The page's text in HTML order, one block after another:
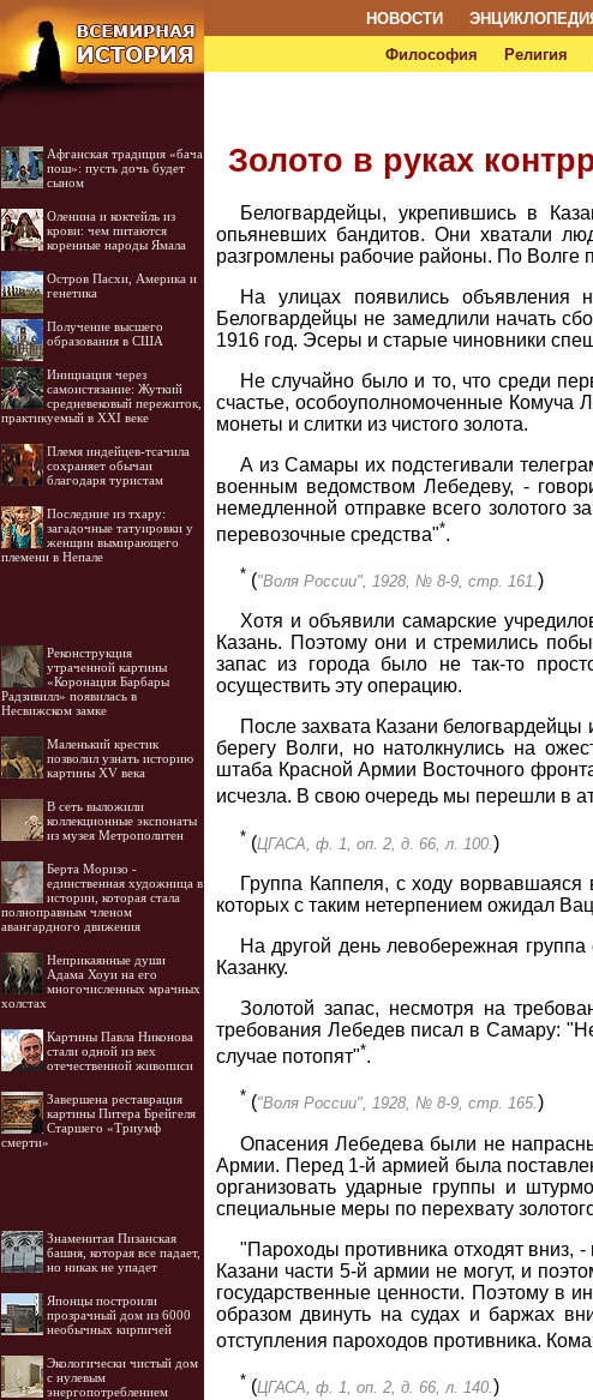
НОВОСТИ
Философия
Религия
Афганская традиция «бача
пош»: пусть дочь будет
сыном
Оленина и коктейль из
крови: чем питаются
коренные народы Ямала
Остров Пасхи, Америка и
генетика
Получение высшего
образования в США
Инициация через
самоистязание: Жуткий
средневековый пережиток,
практикуемый в XXI веке
Племя индейцев-тсачила
сохраняет обычаи
благодаря туристам
Последние из тхару:
загадочные татуировки у
женщин вымирающего
племени в Непале
Реконструкция
утраченной картины
«Коронация Барбары
Радзивилл» появилась в
Несвижском замке
Маленький крестик
позволил узнать историю
картины XV века
В сеть выложили
коллекционные экспонаты
из музея Метрополитен
Берта Моризо -
единственная художница в
истории, которая стала
полноправным членом
авангардного движения
Неприкаянные души
Адама Хоуи на его
многочисленных мрачных
холстах
Картины Павла Никонова
стали одной из вех
отечественной живописи
Завершена реставрация
картины Питера Брейгеля
Старшего «Триумф
смерти»
Знаменитая Пизанская
башня, которая все падает,
но никак не упадет
Японцы построили
прозрачный дом из 6000
необычных кирпичей
Экологически чистый дом
с нулевым
энергопотреблением
Золото в руках
Белогвардейцы, укрепившись в
опьяневших бандитов. Они хватали
разгромлены рабочие районы. По Волге
На улицах появились объявления
Белогвардейцы не замедлили начать
1916 год. Эсеры и старые чиновники
Не случайно было и то, что среди
счастье, особоуполномоченные Комуча
монеты и слитки из чистого золота.
А из Самары их подстегивали
военным ведомством Лебедеву, -
немедленной отправке всего золотого
перевозочные средства"*.
* ("Воля России", 1928, № 8-9, стр. 161.)
Хотя и объявили самарские
Казань. Поэтому они и стремились
запас из города было не так-то
осуществить эту операцию.
После захвата Казани
берегу Волги, но натолкнулись на
штаба Красной Армии Восточного
исчезла. В свою очередь мы перешли в
* (ЦГАСА, ф. 1, оп. 2, д. 66, л. 100.)
Группа Каппеля, с ходу
которых с таким нетерпением ожидал
На другой день левобережная группа
Казанку.
Золотой запас, несмотря на
требования Лебедев писал в Самару:
случае потопят"*.
* ("Воля России", 1928, № 8-9, стр. 165. )
Опасения Лебедева были не
Армии. Перед 1-й армией была
организовать ударные группы и
специальные меры по перехвату
"Пароходы противника отходят вниз,
Казани части 5-й армии не могут, и
государственные ценности. Поэтому в
образом двинуть на судах и баржах
отступления пароходов противника.
* (ЦГАСА, ф. 1, оп. 2, д. 66, л. 140.)